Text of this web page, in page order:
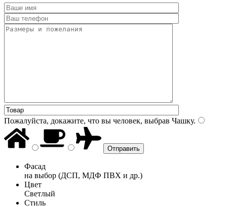
Пожалуйста, докажите, что вы человек, выбрав Чашку.
Фасад
на выбор (ДСП, МДФ ПВХ и др.)
Цвет
Светлый
Стиль